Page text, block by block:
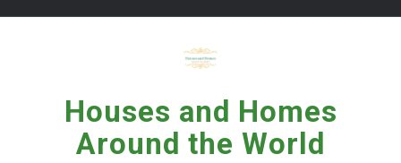
Houses and Homes
Around the World